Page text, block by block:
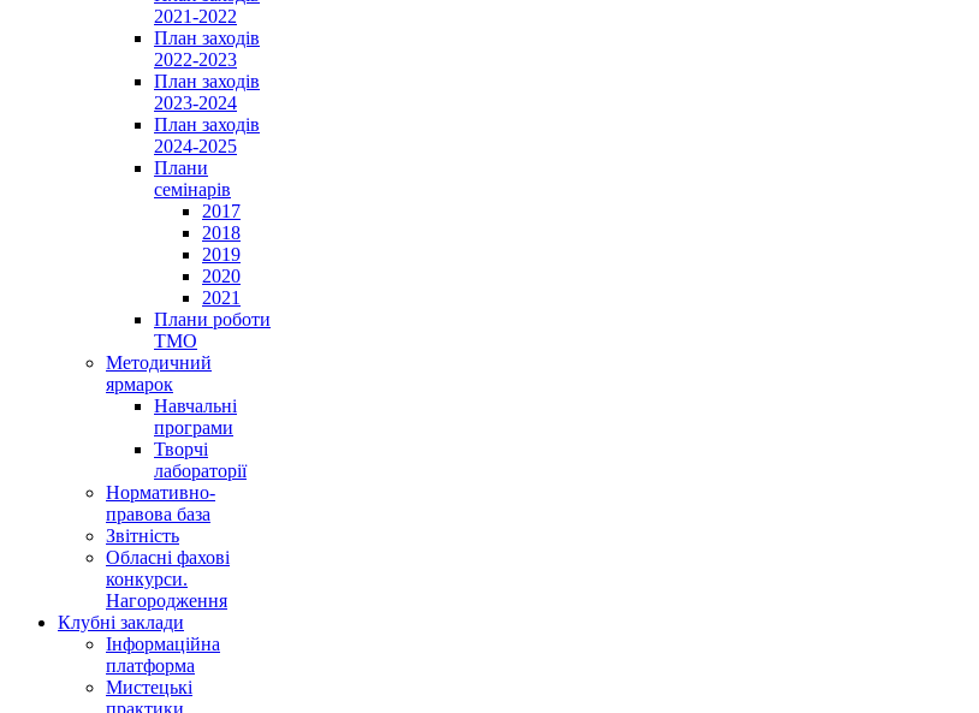
2021-2022
План заходів
2022-2023
План заходів
2023-2024
План заходів
2024-2025
Плани
семінарів
2017
2018
2019
2020
2021
Плани роботи
ТМО
Методичний
ярмарок
Навчальні
програми
Творчі
лабораторії
Нормативно-
правова база
Звітність
Обласні фахові
конкурси.
Нагородження
Клубні заклади
Інформаційна
платформа
Мистецькі
практики